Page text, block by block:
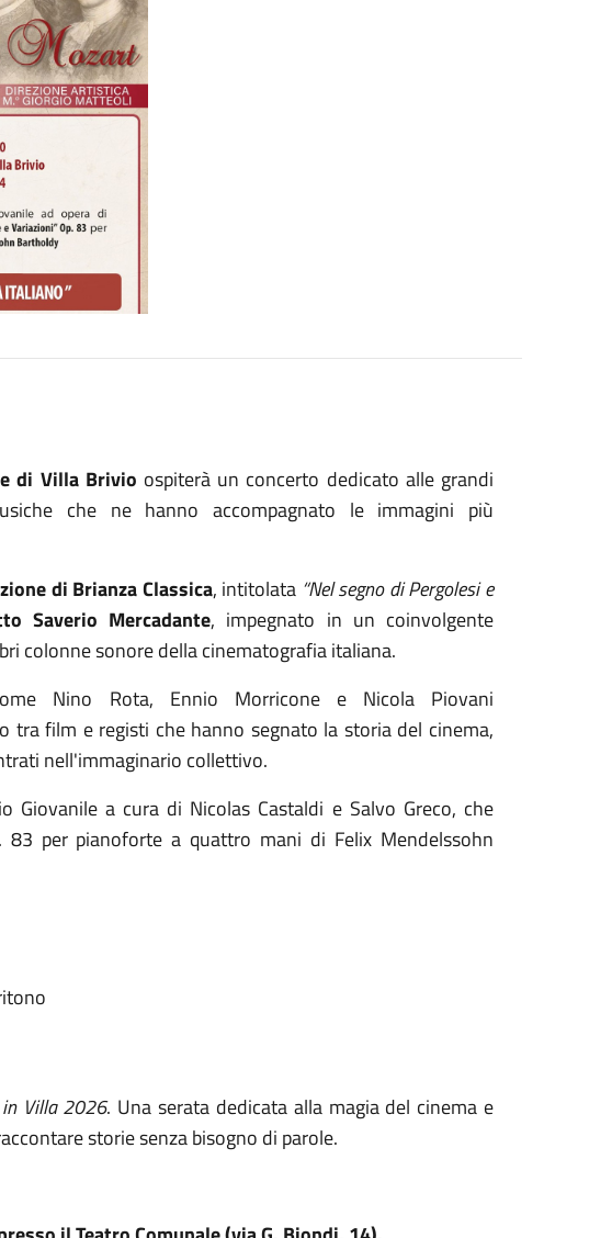
di Villa Brivio ospiterà un concerto dedicato alle grandi
che ne hanno accompagnato le immagini più
di Brianza Classica, intitolata “Nel segno di Pergolesi e
Saverio Mercadante, impegnato in un coinvolgente
colonne sonore della cinematografia italiana.
Nino Rota, Ennio Morriconee Nicola Piovani
tra film e registi che hanno segnato la storia del cinema,
nell'immaginario collettivo.
Giovanile a cura di Nicolas Castaldi e Salvo Greco, che
83 per pianoforte a quattro mani di Felix Mendelssohn
Villa 2026. Una serata dedicata alla magia del cinema e
storie senza bisogno di parole.